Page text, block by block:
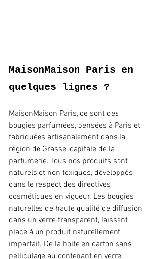
MaisonMaison Paris en
quelques lignes ?
MaisonMaison Paris, ce sont des
bougies parfumées, pensées à Paris et
fabriquées artisanalement dans la
région de Grasse, capitale de la
parfumerie. Tous nos produits sont
naturels et non toxiques, développés
dans le respect des directives
cosmétiques en vigueur. Les bougies
naturelles de haute qualité de diffusion
dans un verre transparent, laissent
place à un produit naturellement
imparfait. De la boite en carton sans
pelliculage au contenant en verre